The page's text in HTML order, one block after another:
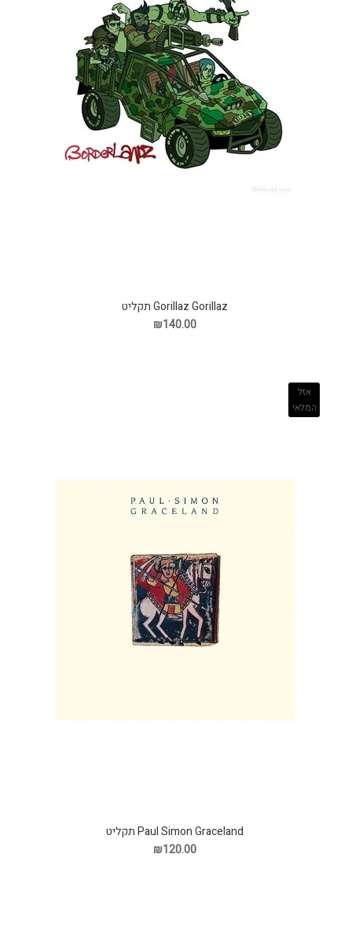
Gorillaz Gorillaz תקליט
₪140.00
אזל
המלאי
Paul Simon Graceland תקליט
₪120.00